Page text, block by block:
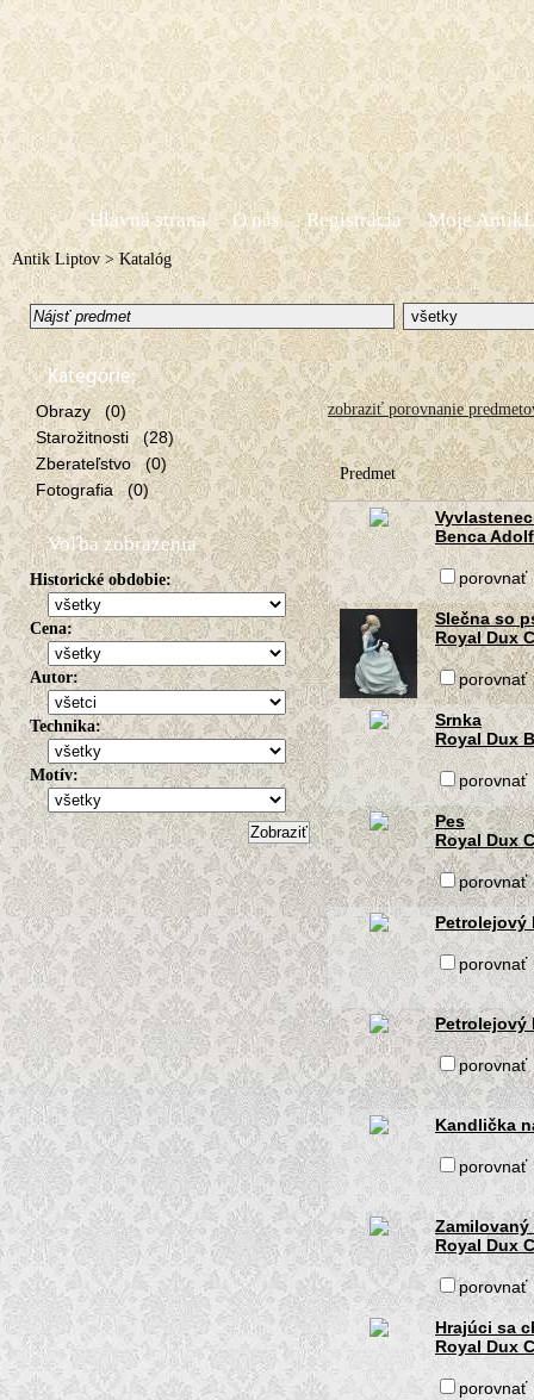
Hlavná strana O nás Registrácia Moje
Antik Liptov >Katalóg
Kategórie:
Obrazy (0)
Starožitnosti (28)
Zberateľstvo (0)
Fotografia (0)
Voľba zobrazenia
Historické obdobie:
Cena:
Autor:
Technika:
Motív:
zobraziť porovnanie
Predmet
Benca Adolf
porovnať
Slečna so
Royal Dux
porovnať
Srnka
Royal Dux
porovnať
Pes
Royal Dux
porovnať
Petrolejový
porovnať
Petrolejový
porovnať
Kandlička
porovnať
Royal Dux
porovnať
Hrajúci sa
Royal Dux
porovnať